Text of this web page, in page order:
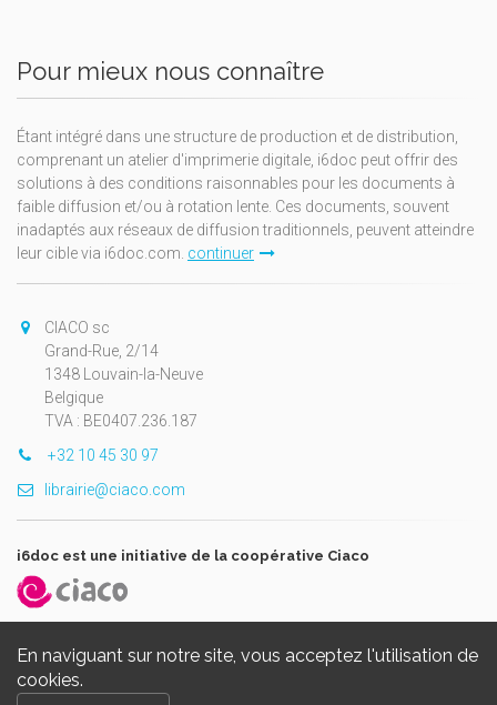
En naviguant sur notre site, vous acceptez l'utilisation de
cookies.
Pour mieux nous connaître
Étant intégré dans une structure de production et de distribution,
comprenant un atelier d'imprimerie digitale, i6doc peut offrir des
solutions à des conditions raisonnables pour les documents à
faible diffusion et/ou à rotation lente. Ces documents, souvent
inadaptés aux réseaux de diffusion traditionnels, peuvent atteindre
leur cible via i6doc.com. continuer
CIACO sc
Grand-Rue, 2/14
1348 Louvain-la-Neuve
Belgique
TVA : BE0407.236.187
+32 10 45 30 97
librairie@ciaco.com
i6doc est une initiative de la coopérative Ciaco